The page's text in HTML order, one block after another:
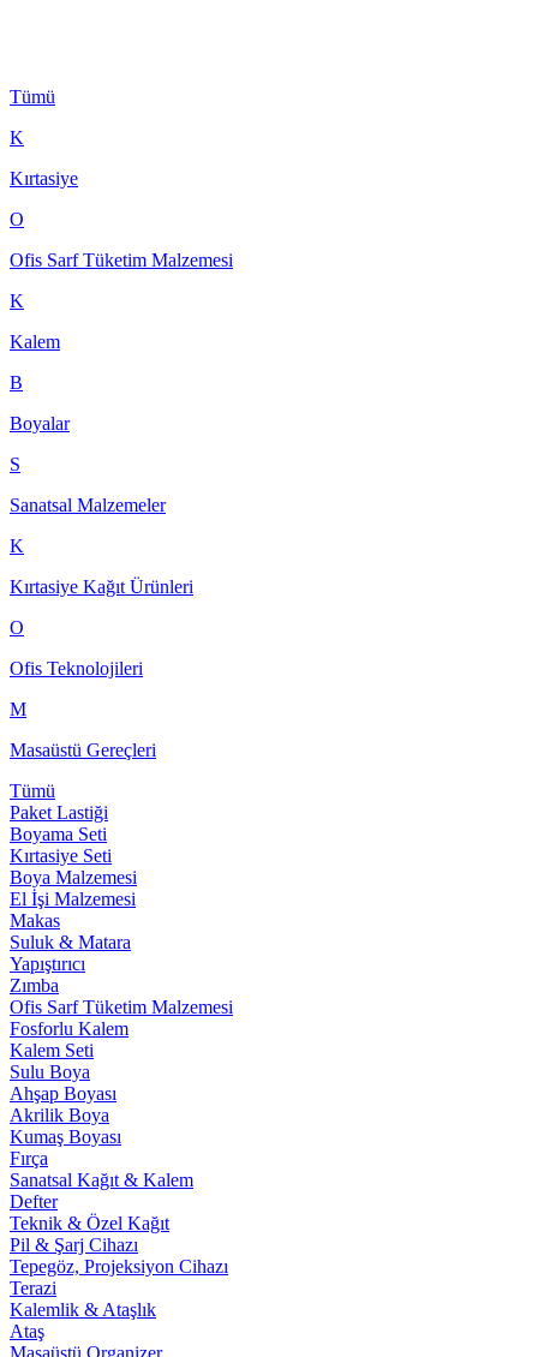
Tümü
K
Kırtasiye
O
Ofis Sarf Tüketim Malzemesi
K
Kalem
B
Boyalar
S
Sanatsal Malzemeler
K
Kırtasiye Kağıt Ürünleri
O
Ofis Teknolojileri
M
Masaüstü Gereçleri
Tümü
Paket Lastiği
Boyama Seti
Kırtasiye Seti
Boya Malzemesi
El İşi Malzemesi
Makas
Suluk & Matara
Yapıştırıcı
Zımba
Ofis Sarf Tüketim Malzemesi
Fosforlu Kalem
Kalem Seti
Sulu Boya
Ahşap Boyası
Akrilik Boya
Kumaş Boyası
Fırça
Sanatsal Kağıt & Kalem
Defter
Teknik & Özel Kağıt
Pil & Şarj Cihazı
Tepegöz, Projeksiyon Cihazı
Terazi
Kalemlik & Ataşlık
Ataş
Masaüstü Organizer